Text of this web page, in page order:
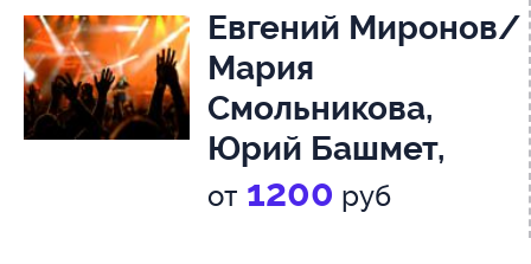
Евгений Миронов/
Мария
Смольникова,
Юрий Башмет,
"Новая Россия", 12+
от 1200 руб